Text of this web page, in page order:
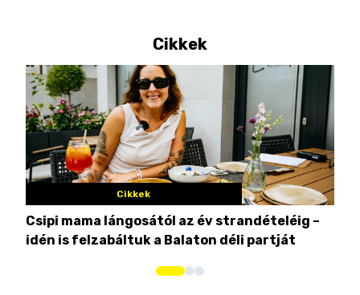
Cikkek
Cikkek
Csipi mama lángosától az év strandételéig –
idén is felzabáltuk a Balaton déli partját